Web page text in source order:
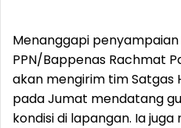
Menanggapi penyampaian
PPN/Bappenas Rachmat
akan mengirim tim Satgas
pada Jumat mendatang
kondisi di lapangan. Ia